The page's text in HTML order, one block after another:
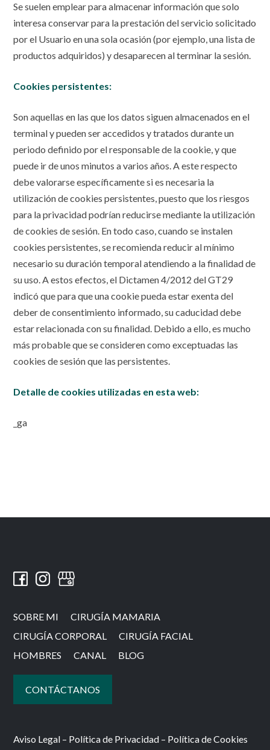
Se suelen emplear para almacenar información que solo
interesa conservar para la prestación del servicio solicitado
por el Usuario en una sola ocasión (por ejemplo, una lista de
productos adquiridos) y desaparecen al terminar la sesión.
Cookies persistentes:
Son aquellas en las que los datos siguen almacenados en el
terminal y pueden ser accedidos y tratados durante un
periodo definido por el responsable de la cookie, y que
puede ir de unos minutos a varios años. A este respecto
debe valorarse específicamente si es necesaria la
utilización de cookies persistentes, puesto que los riesgos
para la privacidad podrían reducirse mediante la utilización
de cookies de sesión. En todo caso, cuando se instalen
cookies persistentes, se recomienda reducir al mínimo
necesario su duración temporal atendiendo a la finalidad de
su uso. A estos efectos, el Dictamen 4/2012 del GT29
indicó que para que una cookie pueda estar exenta del
deber de consentimiento informado, su caducidad debe
estar relacionada con su finalidad. Debido a ello, es mucho
más probable que se consideren como exceptuadas las
cookies de sesión que las persistentes.
Detalle de cookies utilizadas en esta web:
_ga
SOBRE MI
CIRUGÍA MAMARIA
CIRUGÍA CORPORAL
CIRUGÍA FACIAL
HOMBRES
CANAL BLOG
CONTÁCTANOS
Aviso Legal – Política de Privacidad – Política de Cookies